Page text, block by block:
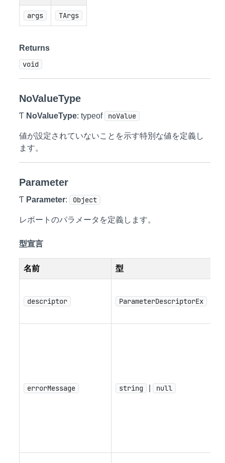
args TArgs
Returns
void
NoValueType
Ƭ NoValueType: typeof noValue
値が設定されていないことを示す特別な値を定義し
ます。
Parameter
Ƭ Parameter: Object
レポートのパラメータを定義します。
型宣言
名前 型
descriptor ParameterDescriptorEx
errorMessage string null